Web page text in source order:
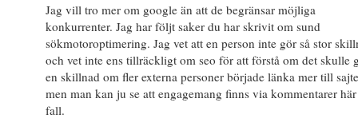
Jag vill tro mer om google än att de begränsar möjliga
konkurrenter. Jag har följt saker du har skrivit om sund
sökmotoroptimering. Jag vet att en person inte gör så stor
och vet inte ens tillräckligt om seo för att förstå om det skulle
en skillnad om fler externa personer började länka mer till
men man kan ju se att engagemang finns via kommentarer
fall.